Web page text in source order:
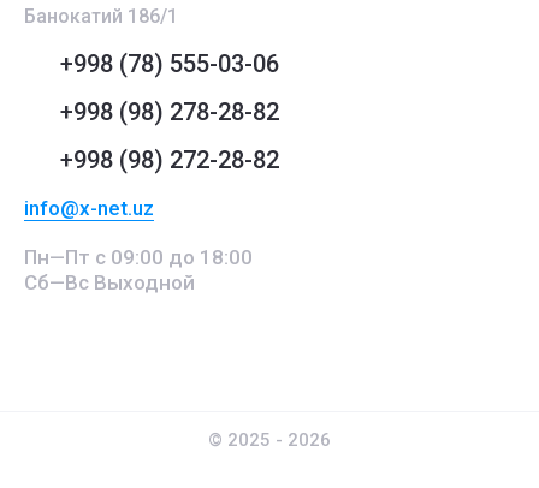
Банокатий 186/1
+998 (78) 555-03-06
+998 (98) 278-28-82
+998 (98) 272-28-82
info@x-net.uz
Пн—Пт с 09:00 до 18:00
Сб—Вс Выходной
© 2025 - 2026